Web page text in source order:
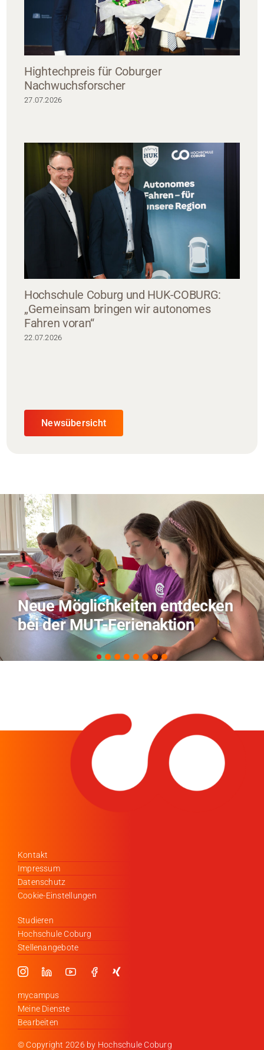
Hightechpreis für Coburger
Nachwuchsforscher
27.07.2026
Hochschule Coburg und HUK-COBURG:
„Gemeinsam bringen wir autonomes
Fahren voran“
22.07.2026
Newsübersicht
TVO berichtet über Forschung
zu KI in der Landwirtschaft
Kontakt
Impressum
Datenschutz
Cookie-Einstellungen
Studieren
Hochschule Coburg
Stellenangebote
mycampus
Meine Dienste
Bearbeiten
© Copyright 2026 by Hochschule Coburg